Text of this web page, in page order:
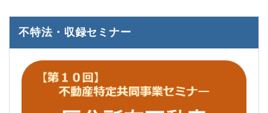
不特法・収録セミナー